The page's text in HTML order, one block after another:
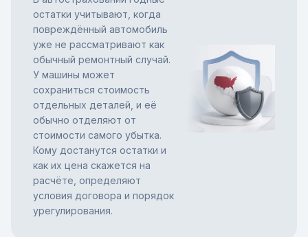
остатки учитывают, когда
повреждённый автомобиль
уже не рассматривают как
обычный ремонтный случай.
У машины может
сохраниться стоимость
отдельных деталей, и её
обычно отделяют от
стоимости самого убытка.
Кому достанутся остатки и
как их цена скажется на
расчёте, определяют
условия договора и порядок
урегулирования.